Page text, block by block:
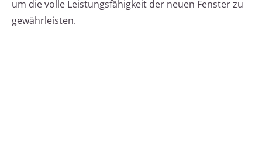
um die volle Leistungsfähigkeit der neuen Fenster zu
gewährleisten.